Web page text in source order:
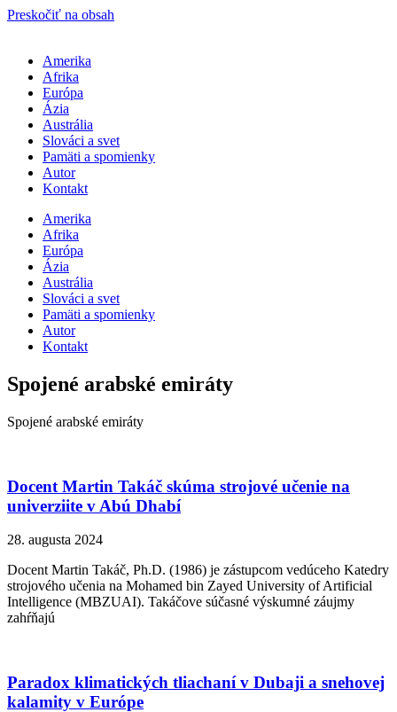
Preskočiť na obsah
Amerika
Afrika
Európa
Ázia
Austrália
Slováci a svet
Pamäti a spomienky
Autor
Kontakt
Amerika
Afrika
Európa
Ázia
Austrália
Slováci a svet
Pamäti a spomienky
Autor
Kontakt
Spojené arabské emiráty
Spojené arabské emiráty
Docent Martin Takáč skúma strojové učenie na
univerziite v Abú Dhabí
28. augusta 2024
Docent Martin Takáč, Ph.D. (1986) je zástupcom vedúceho Katedry
strojového učenia na Mohamed bin Zayed University of Artificial
Intelligence (MBZUAI). Takáčove súčasné výskumné záujmy
zahŕňajú
Paradox klimatických tliachaní v Dubaji a snehovej
kalamity v Európe